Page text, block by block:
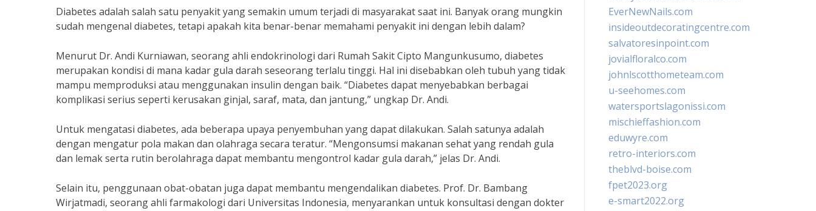
Diabetes adalah salah satu penyakit yang semakin umum terjadi di masyarakat saat ini. Banyak orang mungkin
sudah mengenal diabetes, tetapi apakah kita benar-benar memahami penyakit ini dengan lebih dalam?
Menurut Dr. Andi Kurniawan, seorang ahli endokrinologi dari Rumah Sakit Cipto Mangunkusumo, diabetes
merupakan kondisi di mana kadar gula darah seseorang terlalu tinggi. Hal ini disebabkan oleh tubuh yang tidak
mampu memproduksi atau menggunakan insulin dengan baik. “Diabetes dapat menyebabkan berbagai
komplikasi serius seperti kerusakan ginjal, saraf, mata, dan jantung,” ungkap Dr. Andi.
Untuk mengatasi diabetes, ada beberapa upaya penyembuhan yang dapat dilakukan. Salah satunya adalah
dengan mengatur pola makan dan olahraga secara teratur. “Mengonsumsi makanan sehat yang rendah gula
dan lemak serta rutin berolahraga dapat membantu mengontrol kadar gula darah,” jelas Dr. Andi.
Selain itu, penggunaan obat-obatan juga dapat membantu mengendalikan diabetes. Prof. Dr. Bambang
Wirjatmadi, seorang ahli farmakologi dari Universitas Indonesia, menyarankan untuk konsultasi dengan dokter
EverNewNails.com
insideoutdecoratingcentre.com
salvatoresinpoint.com
jovialfloralco.com
johnlscotthometeam.com
u-seehomes.com
watersportslagonissi.com
mischieffashion.com
eduwyre.com
retro-interiors.com
theblvd-boise.com
fpet2023.org
e-smart2022.org